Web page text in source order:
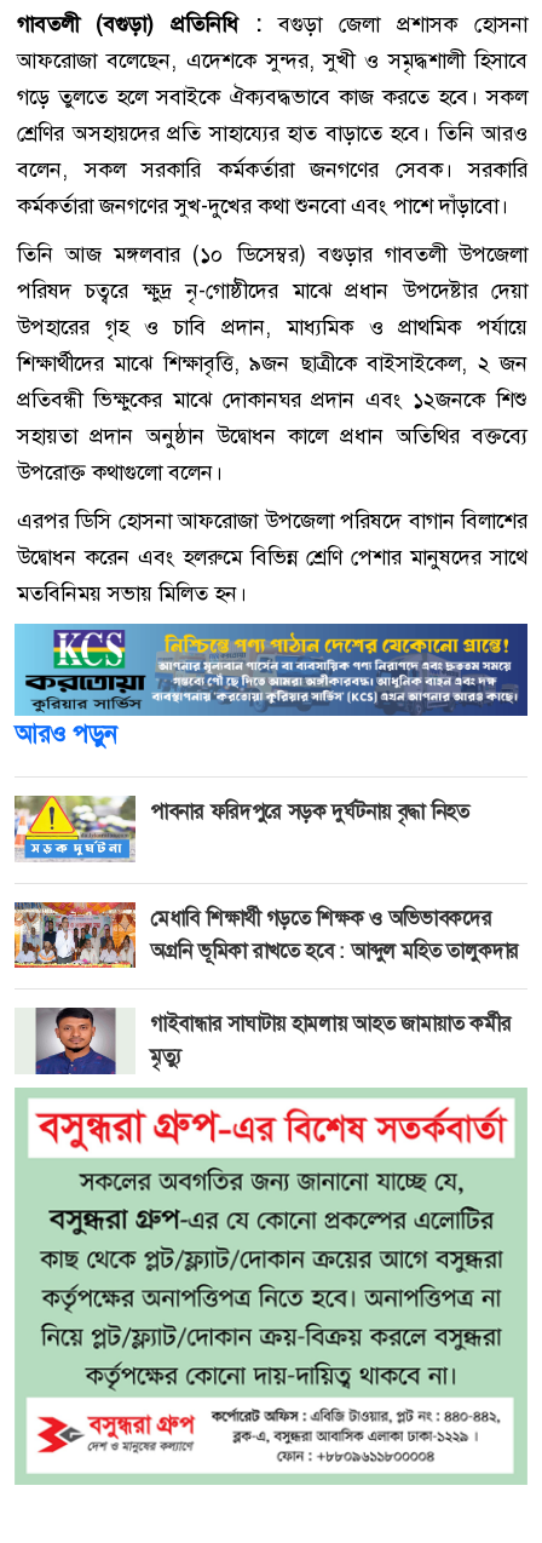
গাবতলী (বগুড়া) প্রতিনিধি : বগুড়া জেলা প্রশাসক হোসনা
আফরোজা বলেছেন, এদেশকে সুন্দর, সুখী ও সমৃদ্ধশালী হিসাবে
গড়ে তুলতে হলে সবাইকে ঐক্যবদ্ধভাবে কাজ করতে হবে। সকল
শ্রেণির অসহায়দের প্রতি সাহায্যের হাত বাড়াতে হবে। তিনি আরও
বলেন, সকল সরকারি কর্মকর্তারা জনগণের সেবক। সরকারি
কর্মকর্তারা জনগণের সুখ-দুখের কথা শুনবো এবং পাশে দাঁড়াবো।
তিনি আজ মঙ্গলবার (১০ ডিসেম্বর) বগুড়ার গাবতলী উপজেলা
পরিষদ চত্বরে ক্ষুদ্র নৃ-গোষ্ঠীদের মাঝে প্রধান উপদেষ্টার দেয়া
উপহারের গৃহ ও চাবি প্রদান, মাধ্যমিক ও প্রাথমিক পর্যায়ে
শিক্ষার্থীদের মাঝে শিক্ষাবৃত্তি, ৯জন ছাত্রীকে বাইসাইকেল, ২ জন
প্রতিবন্ধী ভিক্ষুকের মাঝে দোকানঘর প্রদান এবং ১২জনকে শিশু
সহায়তা প্রদান অনুষ্ঠান উদ্বোধন কালে প্রধান অতিথির বক্তব্যে
উপরোক্ত কথাগুলো বলেন।
এরপর ডিসি হোসনা আফরোজা উপজেলা পরিষদে বাগান বিলাশের
উদ্বোধন করেন এবং হলরুমে বিভিন্ন শ্রেণি পেশার মানুষদের সাথে
মতবিনিময় সভায় মিলিত হন।
আরও পড়ুন
পাবনার ফরিদপুরে সড়ক দুর্ঘটনায় বৃদ্ধা নিহত
মেধাবি শিক্ষার্থী গড়তে শিক্ষক ও অভিভাবকদের
অগ্রনি ভূমিকা রাখতে হবে : আব্দুল মহিত তালুকদার
গাইবান্ধার সাঘাটায় হামলায় আহত জামায়াত কর্মীর
মৃত্যু